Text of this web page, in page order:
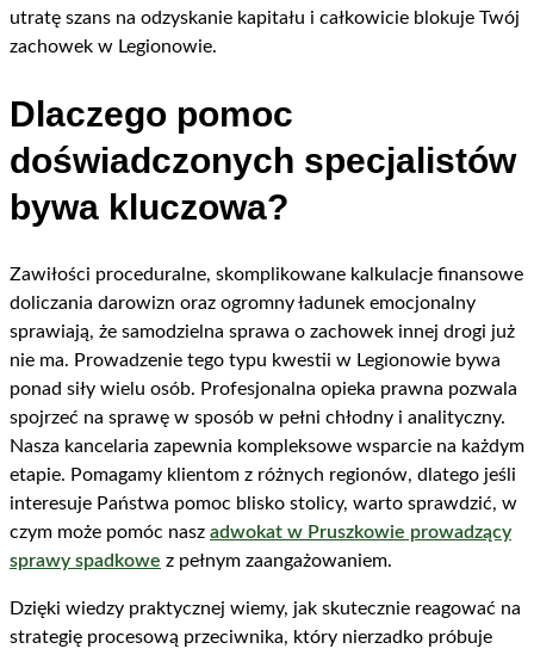
utratę szans na odzyskanie kapitału i całkowicie blokuje Twój
zachowek w Legionowie.
Dlaczego pomoc
doświadczonych specjalistów
bywa kluczowa?
Zawiłości proceduralne, skomplikowane kalkulacje finansowe
doliczania darowizn oraz ogromny ładunek emocjonalny
sprawiają, że samodzielna sprawa o zachowek innej drogi już
nie ma. Prowadzenie tego typu kwestii w Legionowie bywa
ponad siły wielu osób. Profesjonalna opieka prawna pozwala
spojrzeć na sprawę w sposób w pełni chłodny i analityczny.
Nasza kancelaria zapewnia kompleksowe wsparcie na każdym
etapie. Pomagamy klientom z różnych regionów, dlatego jeśli
interesuje Państwa pomoc blisko stolicy, warto sprawdzić, w
czym może pomóc nasz adwokat w Pruszkowie prowadzący
sprawy spadkowe z pełnym zaangażowaniem.
Dzięki wiedzy praktycznej wiemy, jak skutecznie reagować na
strategię procesową przeciwnika, który nierzadko próbuje